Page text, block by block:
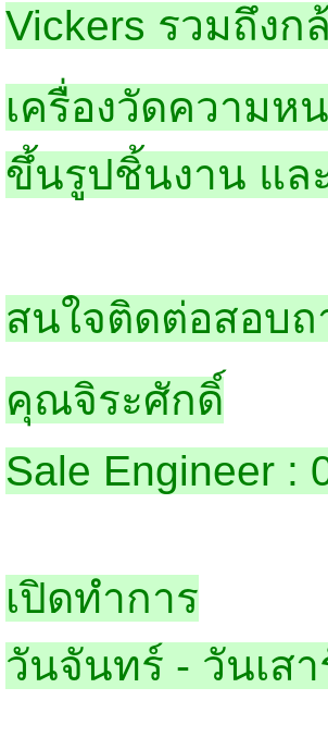
Vickers รวมถึงก
เครื่องวัดความห
ขึ้นรูปชิ้นงาน แ
สนใจติดต่อสอบถ
คุณจิระศักดิ์
Sale Engineer :
เปิดทำการ
วันจันทร์ - วันเสา